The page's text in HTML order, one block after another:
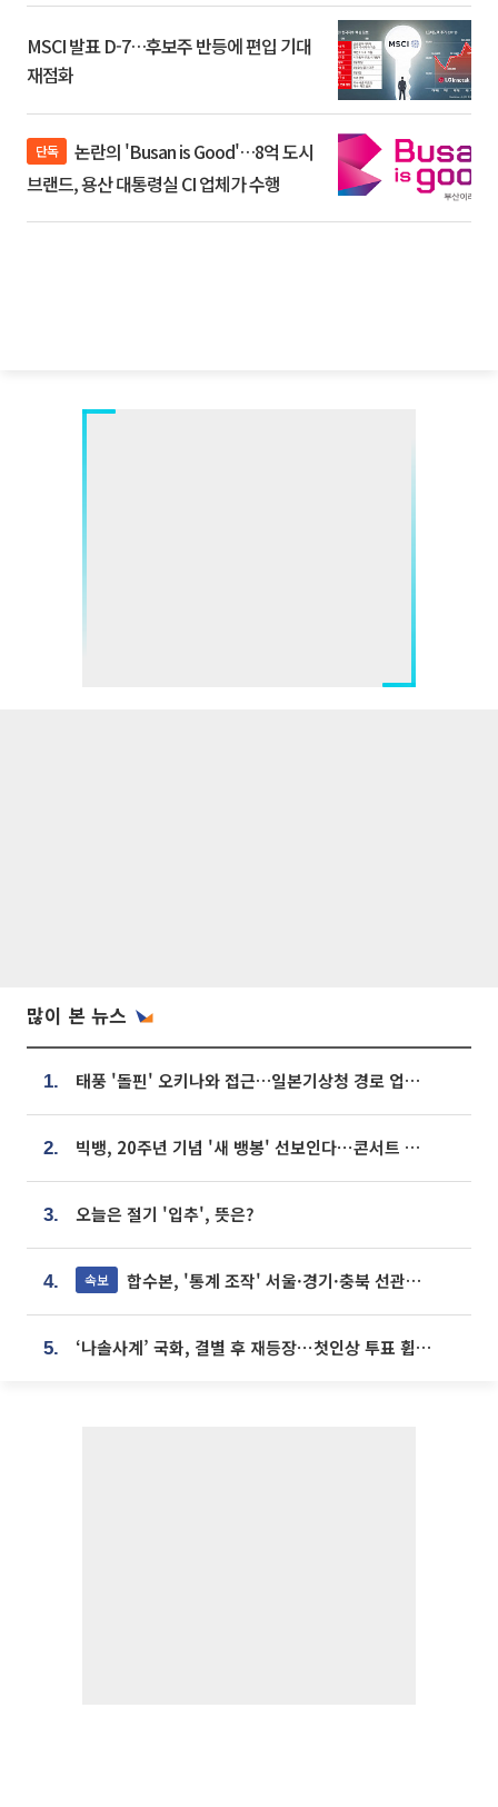
MSCI 발표 D-7…후보주 반등에 편입 기대
재점화
단독
브랜드, 용산 대통령실 CI 업체가 수행
많이 본 뉴스
1. 태풍 '돌핀' 오키나와 접근…일본기상청 경로 업데이트
2. 빅뱅, 20주년 기념 '새 뱅봉' 선보인다⋯콘서트 앞두고 팝업 개최
3. 오늘은 절기 '입추', 뜻은?
4. 속보 합수본, '통계 조작' 서울·경기·충북 선관위 등 추가 압수수색
5. ‘나솔사계’ 국화, 결별 후 재등장⋯첫인상 투표 휩쓸고 ‘인기녀’ 등극